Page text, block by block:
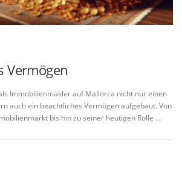
Vermögen
Immobilienmakler auf Mallorca nicht nur einen
auch ein beachtliches Vermögen aufgebaut. Von
bis hin zu seiner heutigen Rolle …